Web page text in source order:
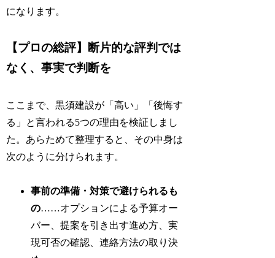
になります。
【プロの総評】断片的な評判では
なく、事実で判断を
ここまで、黒須建設が「高い」「後悔す
る」と言われる5つの理由を検証しまし
た。あらためて整理すると、その中身は
次のように分けられます。
事前の準備・対策で避けられるも
の……オプションによる予算オー
バー、提案を引き出す進め方、実
現可否の確認、連絡方法の取り決